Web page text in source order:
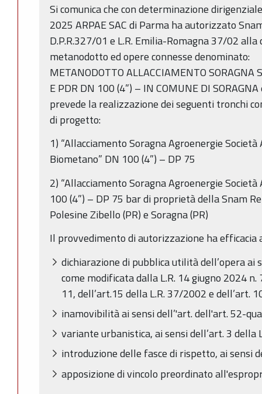
Si comunica che con determinazione
2025 ARPAE SAC di Parma ha autorizzato
D.P.R.327/01 e L.R. Emilia-Romagna 37/02
metanodotto ed opere connesse denominato:
METANODOTTO ALLACCIAMENTO SORAGNA
E PDR DN 100 (4”) – IN COMUNE DI
prevede la realizzazione dei seguenti tronchi
di progetto:
1) “Allacciamento Soragna Agroenergie
Biometano” DN 100 (4”) – DP 75
2) “Allacciamento Soragna Agroenergie
100 (4”) – DP 75 bar di proprietà della Snam
Polesine Zibello (PR) e Soragna (PR)
Il provvedimento di autorizzazione ha efficacia
dichiarazione di pubblica utilità dell’opera ai
come modificata dalla L.R. 14 giugno 2024
11, dell’art.15 della L.R. 37/2002 e dell’art.
inamovibilità ai sensi dell’'art. dell'art. 52-
variante urbanistica, ai sensi dell’art. 3 della
introduzione delle fasce di rispetto, ai sensi
apposizione di vincolo preordinato